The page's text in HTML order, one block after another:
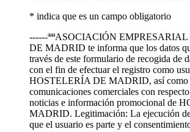
* indica que es un campo obligatorio
------ªªªASOCIACIÓN
DE MADRID te informa que los datos
través de este formulario de recogida de
con el fin de efectuar el registro como
HOSTELERÍA DE MADRID, así como
comunicaciones comerciales con
noticias e información promocional de
MADRID. Legitimación: La ejecución
que el usuario es parte y el